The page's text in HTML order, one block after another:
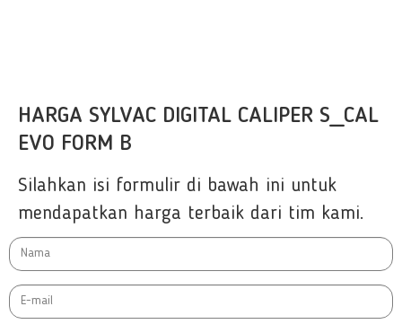
HARGA SYLVAC DIGITAL CALIPER S_CAL
EVO FORM B
Silahkan isi formulir di bawah ini untuk
mendapatkan harga terbaik dari tim kami.